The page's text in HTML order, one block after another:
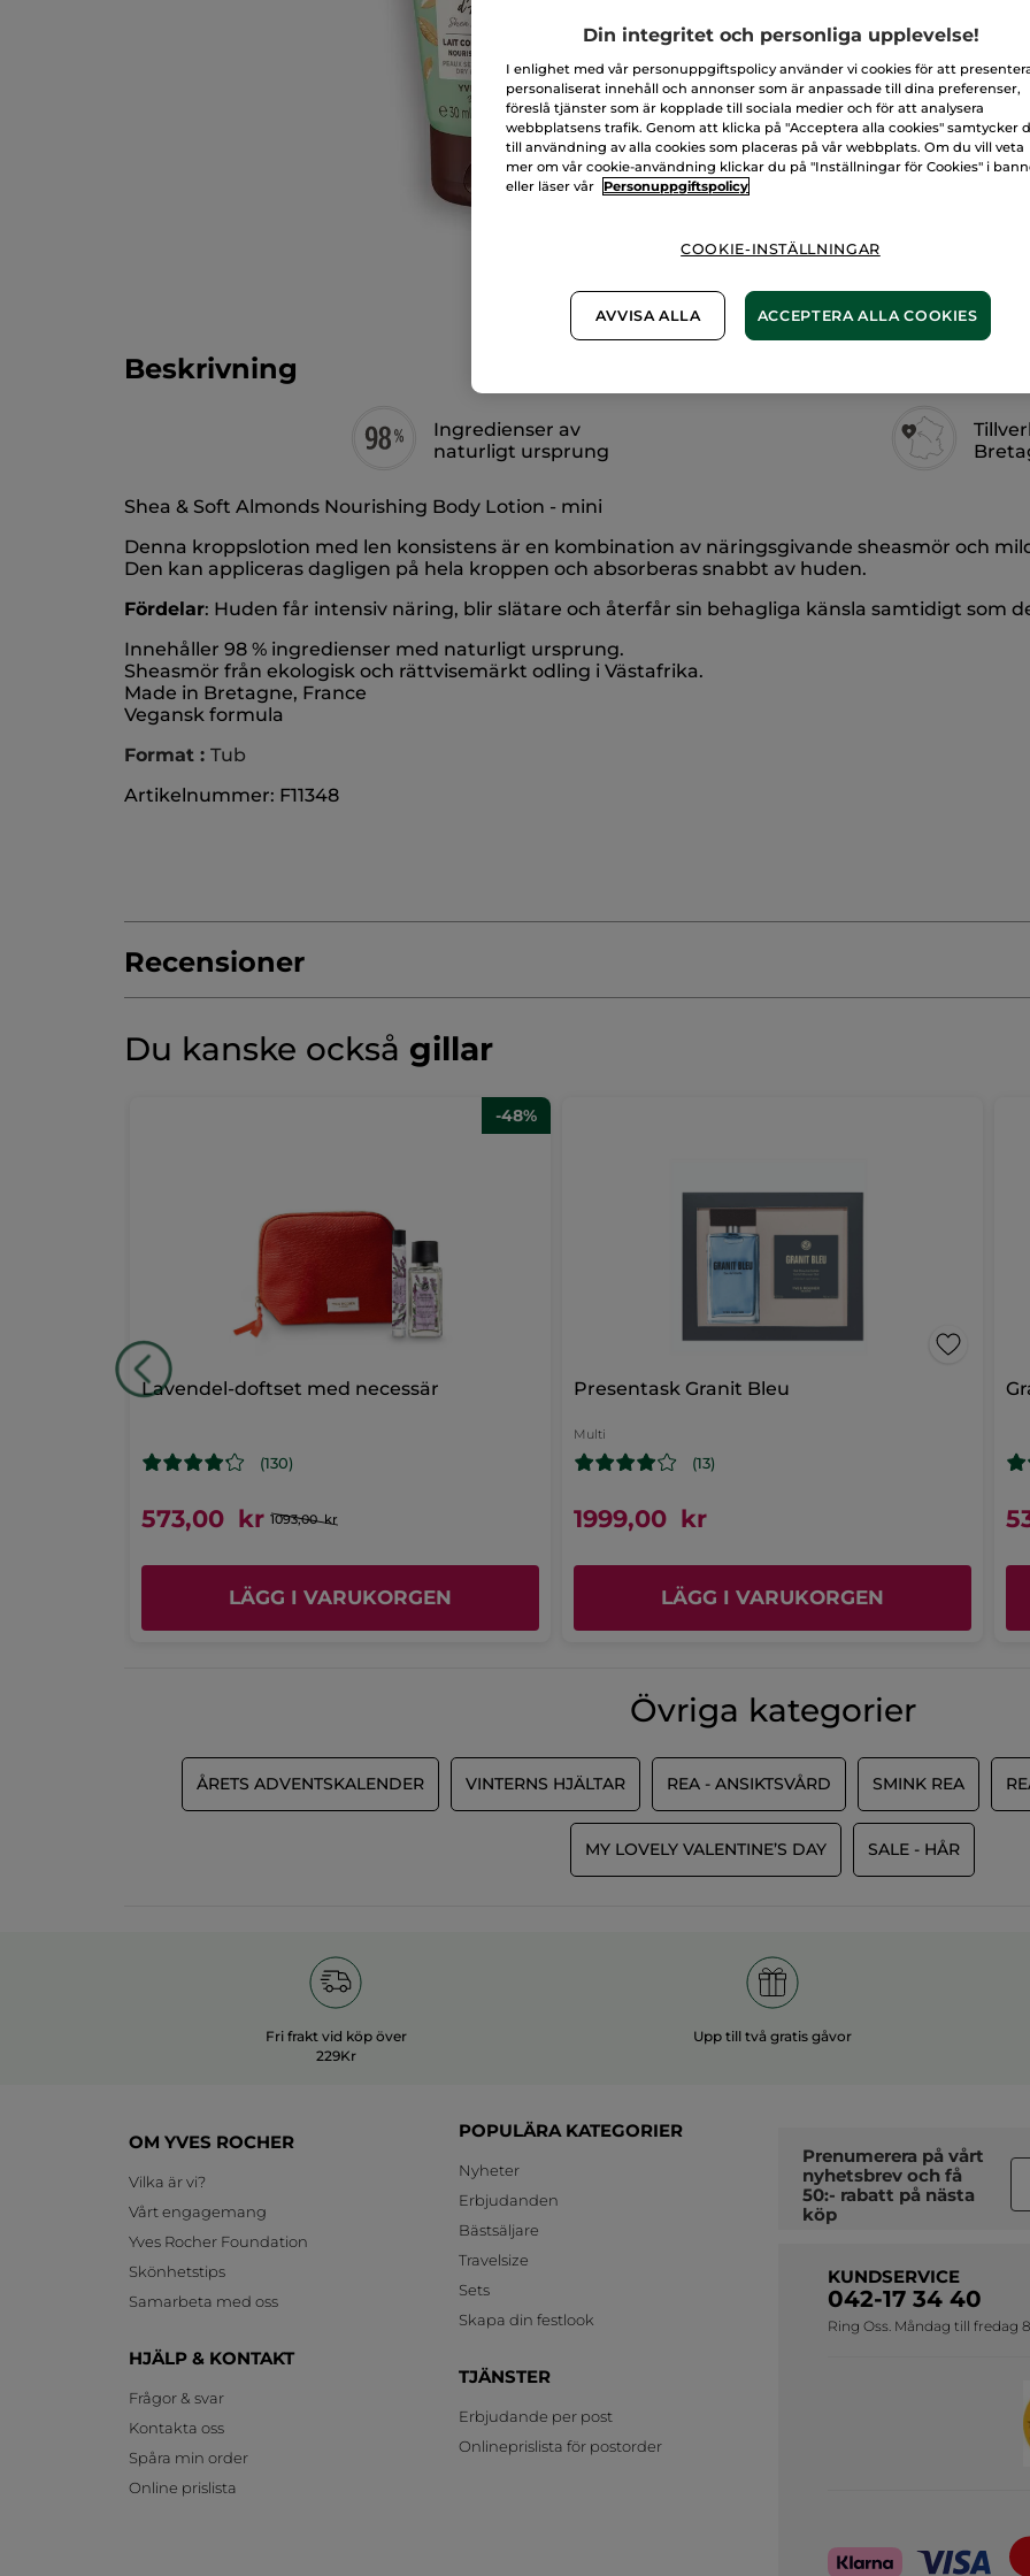
Säker
100% nöjd
Frakt- och
LÄS MER I VÅRA
Beskrivning
Ingredienser av
naturligt ursprung
Shea & Soft Almonds Nourishing Body Lotion - mini
Denna kroppslotion med len konsistens är en kombination av näringsgivande sheasmör och
Den kan appliceras dagligen på hela kroppen och absorberas snabbt av huden.
Fördelar: Huden får intensiv näring, blir slätare och återfår sin behagliga känsla samtidigt som
Innehåller 98 % ingredienser med naturligt ursprung.
Sheasmör från ekologisk och rättvisemärkt odling i Västafrika.
Made in Bretagne, France
Vegansk formula
Format : Tub
Artikelnummer: F11348
Recensioner
★★★★★
★★★★★
klassificeringsvärde
Du kanske också gillar
-48%
Lavendel-doftset med necessär
(130)
573,00 kr 1093,00 kr
LÄGG I VARUKORGEN
Presentask Granit Bleu
Multi
(13)
1999,00 kr
LÄGG I VARUKORGEN
Övriga kategorier
ÅRETS ADVENTSKALENDER VINTERNS HJÄLTAR REA - ANSIKTSVÅRD SMINK REA
MY LOVELY VALENTINE’S DAY SALE - HÅR
Fri frakt vid köp över
229Kr
Upp till två gratis gåvor
OM YVES ROCHER
Vilka är vi?
Vårt engagemang
Yves Rocher Foundation
Skönhetstips
Samarbeta med oss
HJÄLP & KONTAKT
Frågor & svar
Kontakta oss
Spåra min order
Online prislista
POPULÄRA KATEGORIER
Nyheter
Erbjudanden
Bästsäljare
Travelsize
Sets
Skapa din festlook
TJÄNSTER
Erbjudande per post
Onlineprislista för postorder
Prenumerera på vårt
nyhetsbrev och få
50:- rabatt på nästa
köp
KUNDSERVICE
042-17 34 40
Ring Oss. Måndag till fredag
Din integritet och personliga upplevelse!
I enlighet med vår personuppgiftspolicy använder vi cookies för att
personaliserat innehåll och annonser som är anpassade till dina preferenser,
föreslå tjänster som är kopplade till sociala medier och för att analysera
webbplatsens trafik. Genom att klicka på "Acceptera alla cookies" samtycker
till användning av alla cookies som placeras på vår webbplats. Om du vill veta
mer om vår cookie-användning klickar du på "Inställningar för Cookies" i
eller läser vår
Personuppgiftspolicy
COOKIE-INSTÄLLNINGAR
AVVISA ALLA ACCEPTERA ALLA COOKIES